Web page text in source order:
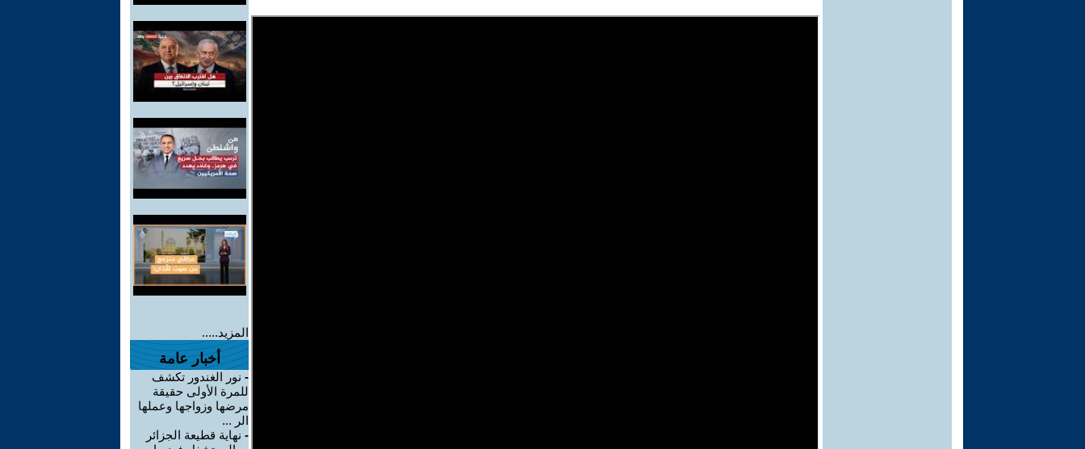
المزيد.....
أخبار عامة
- نور الغندور تكشف
للمرة الأولى حقيقة
مرضها وزواجها وعملها
الر ...
- نهاية قطيعة الجزائر